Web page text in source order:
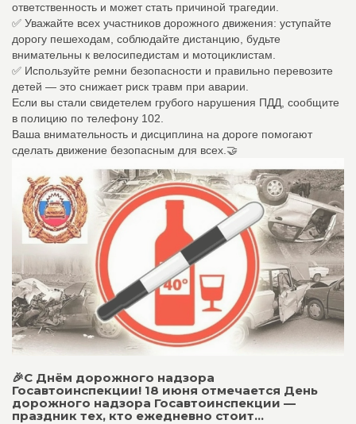
ответственность и может стать причиной трагедии.
✅ Уважайте всех участников дорожного движения: уступайте
дорогу пешеходам, соблюдайте дистанцию, будьте
внимательны к велосипедистам и мотоциклистам.
✅ Используйте ремни безопасности и правильно перевозите
детей — это снижает риск травм при аварии.
Если вы стали свидетелем грубого нарушения ПДД, сообщите
в полицию по телефону 102.
Ваша внимательность и дисциплина на дороге помогают
сделать движение безопасным для всех.🤝
🎉С Днём дорожного надзора
Госавтоинспекции! 18 июня отмечается День
дорожного надзора Госавтоинспекции —
праздник тех, кто ежедневно стоит...